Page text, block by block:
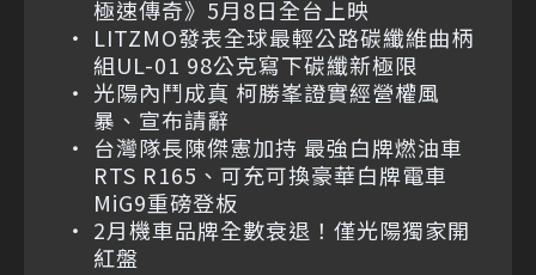
極速傳奇》5月8日全台上映
LITZMO發表全球最輕公路碳纖維曲柄
組UL-01 98公克寫下碳纖新極限
光陽內鬥成真 柯勝峯證實經營權風
暴、宣布請辭
台灣隊長陳傑憲加持 最強白牌燃油車
RTS R165、可充可換豪華白牌電車
MiG9重磅登板
2月機車品牌全數衰退！僅光陽獨家開
紅盤